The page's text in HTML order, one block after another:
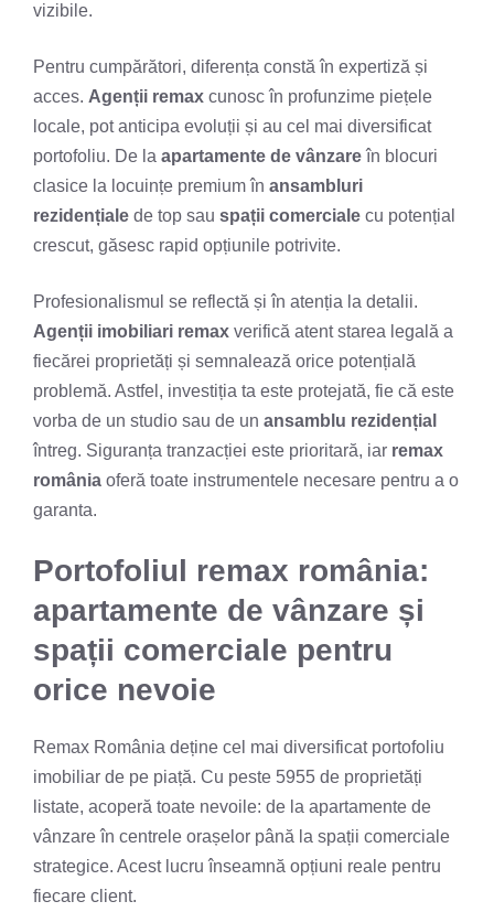
vizibile.
Pentru cumpărători, diferența constă în expertiză și
acces. Agenții remax cunosc în profunzime piețele
locale, pot anticipa evoluții și au cel mai diversificat
portofoliu. De la apartamente de vânzareîn blocuri
clasice la locuințe premium în ansambluri
rezidențiale de top sau spații comerciale cu potențial
crescut, găsesc rapid opțiunile potrivite.
Profesionalismul se reflectă și în atenția la detalii.
Agenții imobiliari remax verifică atent starea legală a
fiecărei proprietăți și semnalează orice potențială
problemă. Astfel, investiția ta este protejată, fie că este
vorba de un studio sau de un ansamblu rezidențial
întreg. Siguranța tranzacției este prioritară, iar remax
românia oferă toate instrumentele necesare pentru a o
garanta.
Portofoliul remax românia:
apartamente de vânzare și
spații comerciale pentru
orice nevoie
Remax România deține cel mai diversificat portofoliu
imobiliar de pe piață. Cu peste 5955 de proprietăți
listate, acoperă toate nevoile: de la apartamente de
vânzare în centrele orașelor până la spații comerciale
strategice. Acest lucru înseamnă opțiuni reale pentru
fiecare client.